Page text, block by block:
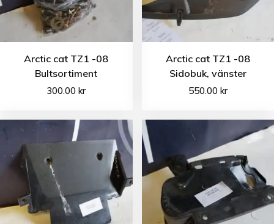
Arctic cat TZ1 -08
Bultsortiment
300.00kr
Arctic cat TZ1 -08
Sidobuk, vänster
550.00 kr